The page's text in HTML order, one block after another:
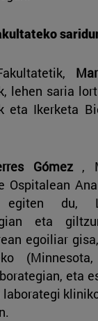
lehen saria
eta Ikerketa
Gómez,
Ospitalean
du,
eta
egoiliar
eta
laborategi